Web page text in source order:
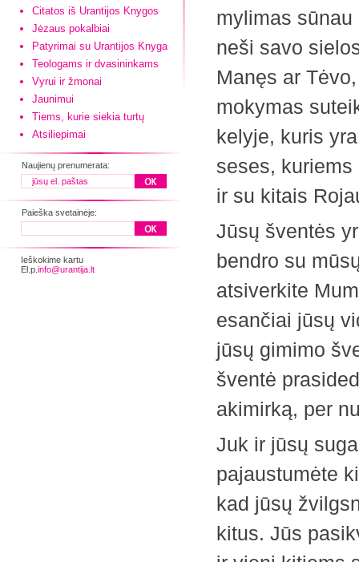
Citatos iš Urantijos Knygos
Jėzaus pokalbiai
Patyrimai su Urantijos Knyga
Teologams ir dvasininkams
Vyrui ir žmonai
Jaunimui
Tiems, kurie siekia turtų
Atsiliepimai
Naujienų prenumerata:
Paieška svetainėje:
Ieškokime kartu
El.p. info@urantija.lt
mylimas
neši savo
Manęs ar
mokymas
kelyje, kuris
seses,
ir su kitais
Jūsų šventės
bendro su
atsiverkite
esančiai jūsų
jūsų gimimo
šventė
akimirką, per
Juk ir jūsų
pajaustumėte
kad jūsų
kitus. Jūs